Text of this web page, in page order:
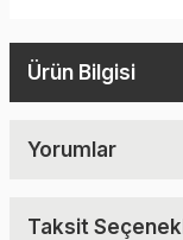
Ürün Bilgisi
Yorumlar
Taksit